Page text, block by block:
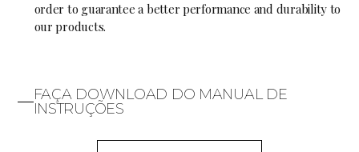
order to guarantee a better performance and durability to
our products.
FAÇA DOWNLOAD DO MANUAL DE
INSTRUÇÕES